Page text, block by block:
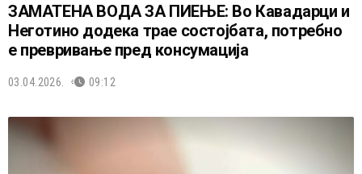
ЗАМАТЕНА ВОДА ЗА ПИЕЊЕ: Во Кавадарци и
Неготино додека трае состојбата, потребно
е превривање пред консумација
03.04.2026. 09:12